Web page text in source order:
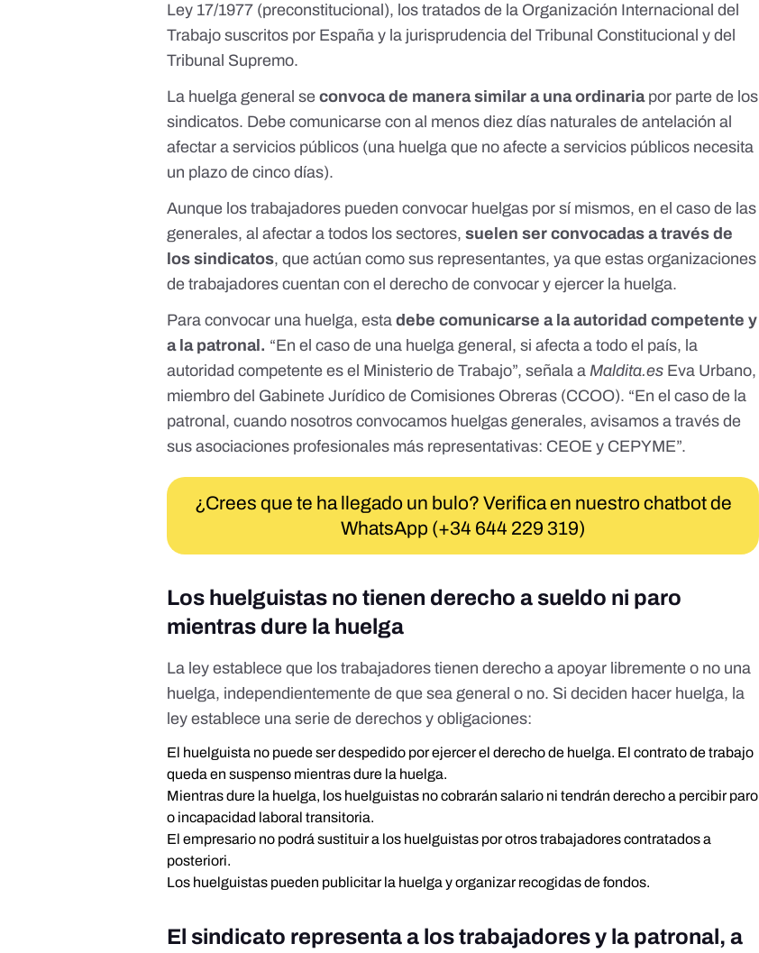
Ley 17/1977 (preconstitucional), los tratados de la Organización Internacional del
Trabajo suscritos por España y la jurisprudencia del Tribunal Constitucional ydel
Tribunal Supremo.
La huelga general seconvoca de manera similar a una ordinariapor parte de los
sindicatos. Debe comunicarsecon al menos diez días naturales de antelación al
afectar a servicios públicos (una huelga que no afecte a servicios públicos necesita
un plazo de cinco días).
Aunque los trabajadores pueden convocar huelgas por sí mismos, en el caso de las
generales, al afectar a todos los sectores, suelen ser convocadas a través de
los sindicatos, que actúan como sus representantes, ya que estas organizaciones
de trabajadores cuentan conel derecho de convocar y ejercer la huelga.
Para convocar una huelga, estadebe comunicarse a la autoridad competente y
a la patronal . “En el caso de una huelga general, si afecta a todo el país, la
autoridad competente es el Ministerio de Trabajo”, señala aMaldita.es Eva Urbano,
miembro del Gabinete Jurídico de Comisiones Obreras (CCOO). “En el caso de la
patronal, cuando nosotros convocamos huelgas generales, avisamos a través de
sus asociaciones profesionales más representativas: CEOE y CEPYME”.
¿Crees que te ha llegado un bulo? Verifica en nuestro chatbot de
WhatsApp (+34 644 229 319)
Los huelguistas no tienen derecho a sueldo ni paro
mientras dure la huelga
La ley establece que los trabajadores tienen derecho a apoyar libremente o no una
huelga, independientemente de que sea general o no. Si deciden hacer huelga, la
ley establece una serie de derechos y obligaciones:
El huelguista no puede ser despedido por ejercer el derecho de huelga. El contrato de trabajo
queda en suspenso mientras dure la huelga.
Mientras dure la huelga, los huelguistas no cobrarán salario ni tendrán derecho a percibir paro
o incapacidad laboral transitoria.
El empresario no podrá sustituir a los huelguistas por otros trabajadores contratados a
posteriori.
Los huelguistas pueden publicitar la huelga y organizar recogidas de fondos.
El sindicato representa a los trabajadores y la patronal, a